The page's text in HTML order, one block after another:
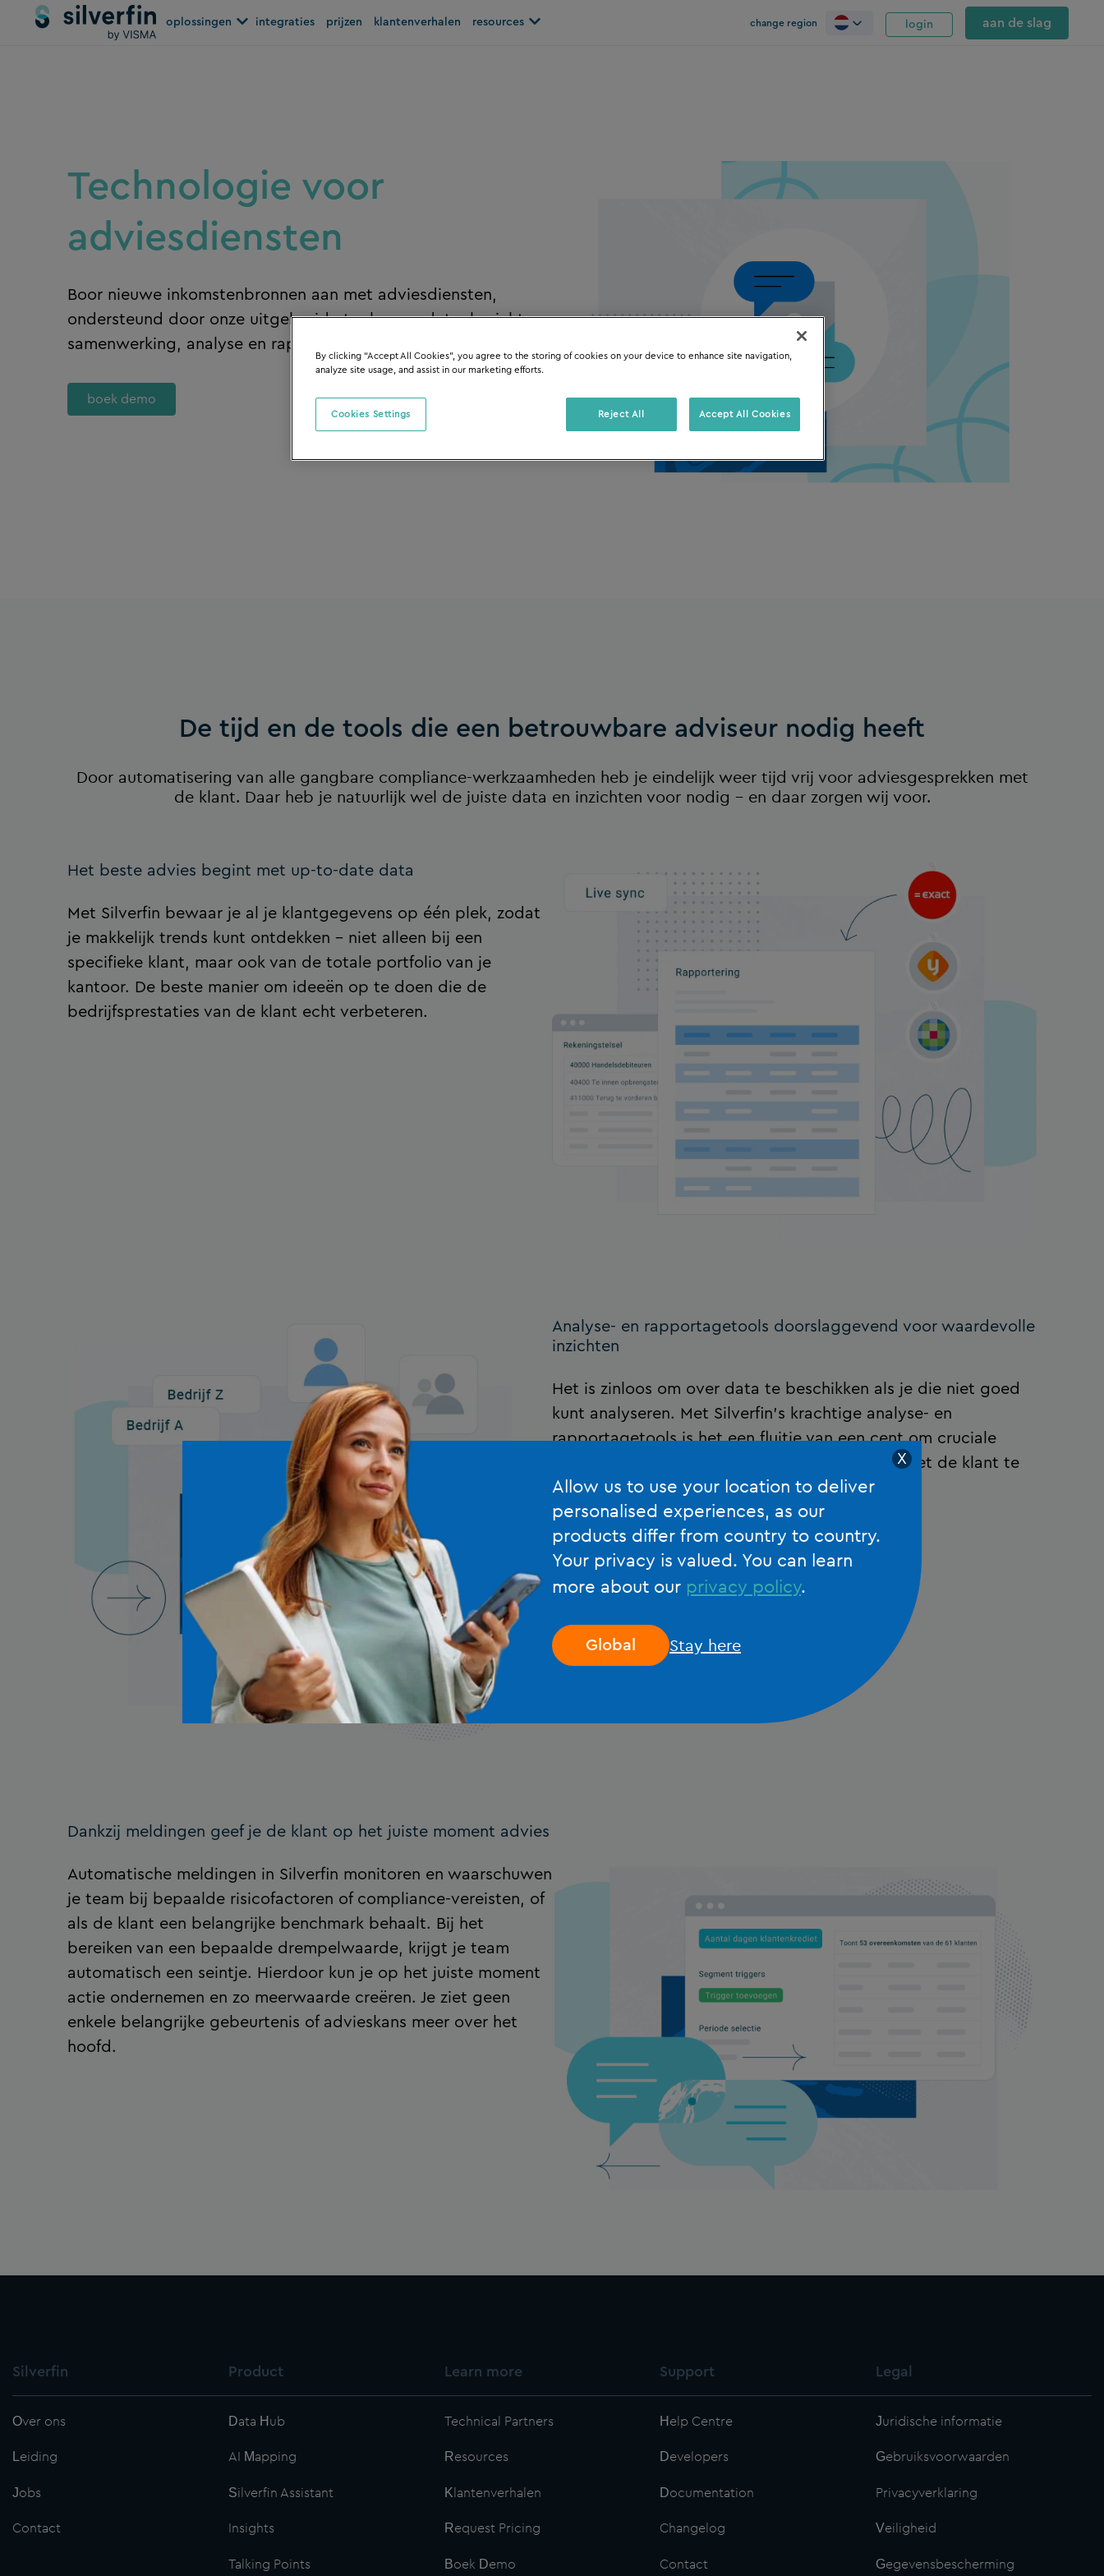
oplossingen Open oplossingen
integraties prijzen klantenverhalen resources Open resources change region login aan de slag
Technologie voor
adviesdiensten
Boor nieuwe inkomstenbronnen aan met adviesdiensten,
ondersteund door onze uitgebreide tools voor data, berichten,
samenwerking, analyse en rapportage.
boek demo
De tijd en de tools die een betrouwbare adviseur nodig heeft
Door automatisering van alle gangbare compliance-werkzaamheden heb je eindelijk weer tijd vrij voor adviesgesprekken met
de klant. Daar heb je natuurlijk wel de juiste data en inzichten voor nodig – en daar zorgen wij voor.
Het beste advies begint met up-to-date data
Met Silverfin bewaar je al je klantgegevens op één plek, zodat
je makkelijk trends kunt ontdekken – niet alleen bij een
specifieke klant, maar ook van de totale portfolio van je
kantoor. De beste manier om ideeën op te doen die de
bedrijfsprestaties van de klant echt verbeteren.
Analyse- en rapportagetools doorslaggevend voor waardevolle
inzichten
Het is zinloos om over data te beschikken als je die niet goed
kunt analyseren. Met Silverfin’s krachtige analyse- en
rapportagetools is het een fluitje van een cent om cruciale
informatie te ontdekken en adviesgesprekken met de klant te
voeren die echt een verschil maken.
Dankzij meldingen geef je de klant op het juiste moment advies
Automatische meldingen in Silverfin monitoren en waarschuwen
je team bij bepaalde risicofactoren of compliance-vereisten, of
als de klant een belangrijke benchmark behaalt. Bij het
bereiken van een bepaalde drempelwaarde, krijgt je team
automatisch een seintje. Hierdoor kun je op het juiste moment
actie ondernemen en zo meerwaarde creëren. Je ziet geen
enkele belangrijke gebeurtenis of advieskans meer over het
hoofd.
Silverfin
Over ons
Leiding
Jobs
Contact
Product
Data Hub
AI Mapping
Silverfin Assistant
Insights
Talking Points
Learn more
Technical Partners
Resources
Klantenverhalen
Request Pricing
Boek Demo
Support
Help Centre
Developers
Documentation
Changelog
Contact
Legal
Juridische informatie
Gebruiksvoorwaarden
Privacyverklaring
Veiligheid
Gegevensbescherming
X
Allow us to use your location to deliver
personalised experiences, as our
products differ from country to country.
Your privacy is valued. You can learn
more about our privacy policy.
Global Stay here
By clicking “Accept All Cookies”, you agree to the storing of cookies on your device to enhance site navigation,
analyze site usage, and assist in our marketing efforts.
Cookies Settings Reject All Accept All Cookies